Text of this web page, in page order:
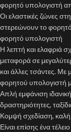
φορητό υπολογιστή
Οι ελαστικές ζώνες
στερεώνουν το
φορητό υπολογιστή
Η λεπτή και ελαφριά
μεταφορά σε
και άλλες τσάντες. Με
φορητού υπολογιστή
Απλή εμφάνιση
δραστηριότητες,
Κομψή σχεδίαση, καλή
Είναι επίσης ένα